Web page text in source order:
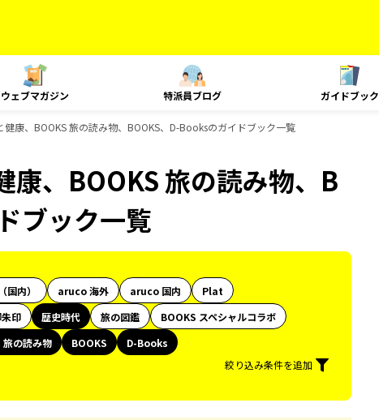
ウェブマガジン 特派員ブログ ガイドブック
健康、BOOKS 旅の読み物、BOOKS、D-Booksのガイドブック一覧
康、BOOKS 旅の読み物、B
ブック一覧
内） aruco 海外 aruco 国内
Plat
印 歴史時代 旅の図鑑
BOOKS スペシャルコラボ
旅の読み物 BOOKS
D-Books
絞り込み条件を追加